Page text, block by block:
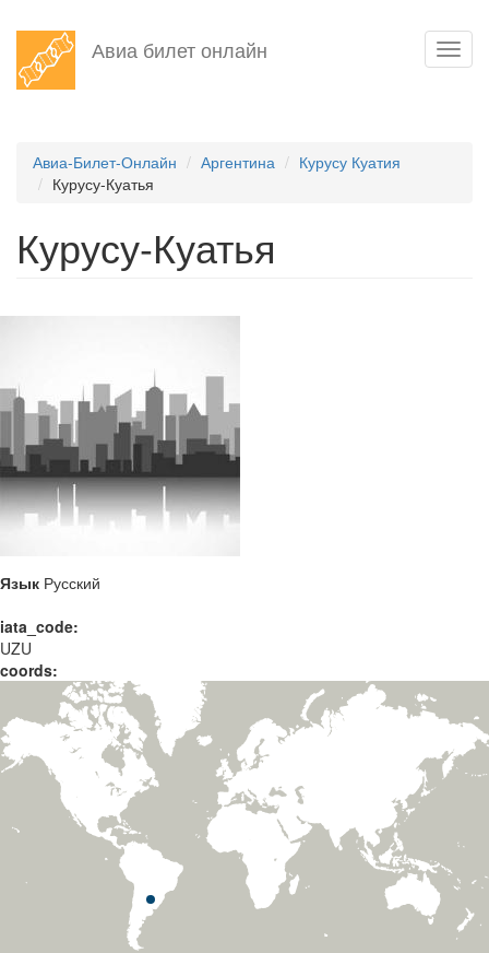
Перейти
основному
Авиа билет онлайн
Авиа-Билет-Онлайн Аргентина
Курусу Куатия
Курусу-Куатья
Курусу-Куатья
Язык Русский
iata_code:
UZU
coords: